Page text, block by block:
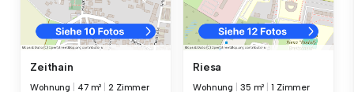
Zeithain
Wohnung 47 m² |2 Zimmer
Riesa
Wohnung 35 m² |1 Zimmer